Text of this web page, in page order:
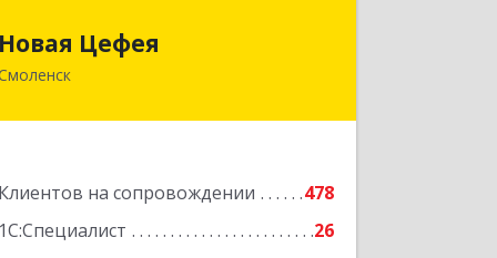
Новая Цефея
Клиентов на сопровождении
478
1С:Специалист
26
214018, Смоленская обл, Смоленск г,